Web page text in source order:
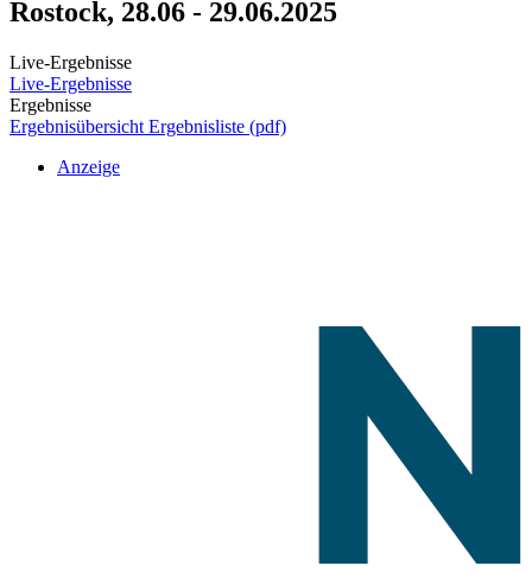
Rostock, 28.06 - 29.06.2025
Live-Ergebnisse
Live-Ergebnisse
Ergebnisse
Ergebnisübersicht Ergebnisliste (pdf)
Anzeige